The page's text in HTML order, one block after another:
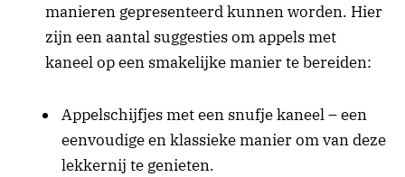
manieren gepresenteerd kunnen worden. Hier
zijn een aantal suggesties om appels met
kaneel op een smakelijke manier te bereiden:
Appelschijfjes met een snufje kaneel – een
eenvoudige en klassieke manier om van deze
lekkernij te genieten.